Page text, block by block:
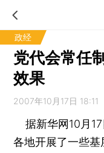
政经
党代会常任
效果
2007年10月17日 18:11
据新华网10月17
各地开展了一些基